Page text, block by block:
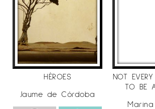
HÈROES
Jaume de Córdoba
NOT
TO BE